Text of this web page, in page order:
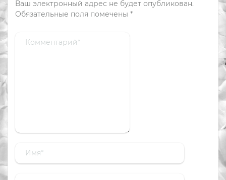
Ваш электронный адрес не будет опубликован.
Обязательные поля помечены *